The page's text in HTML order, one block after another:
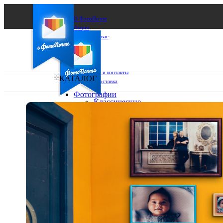
О ФотоПочте
Акции
Сделаем за вас
Бизнесу
FAQ
Франшиза
Поддержка и контакты
Оплата и доставка
Ваш город:
Выберите из списка:
КАТАЛОГ
Фотографии
Классические
10х10
10х15
13х18
15х15
20х30
30х30
30х40